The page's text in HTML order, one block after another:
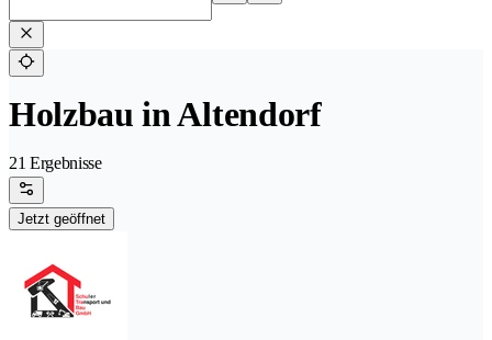
Holzbau in Altendorf
21 Ergebnisse
Jetzt geöffnet